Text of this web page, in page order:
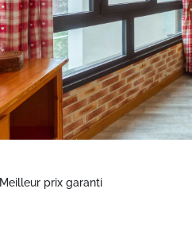
Meilleur prix garanti